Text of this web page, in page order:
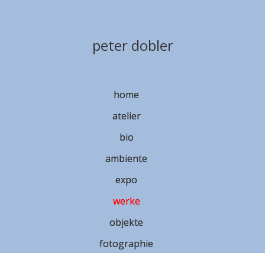
peter dobler
home
atelier
bio
ambiente
expo
werke
objekte
fotographie